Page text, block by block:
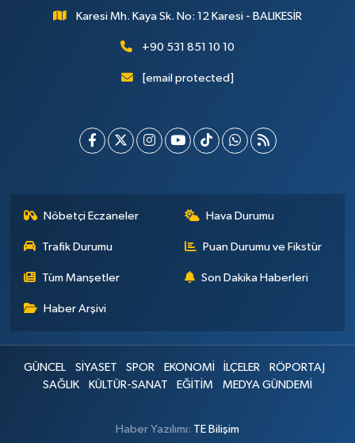
Karesi Mh. Kaya Sk. No: 12 Karesi - BALIKESİR
+90 531 851 10 10
[email protected]
Nöbetçi Eczaneler Hava Durumu
Trafik Durumu Puan Durumu ve Fikstür
Tüm Manşetler Son Dakika Haberleri
Haber Arşivi
GÜNCEL SİYASET SPOR EKONOMİ İLÇELER
RÖPORTAJ
SAĞLIK
KÜLTÜR-SANAT EĞİTİM MEDYA GÜNDEMİ
Haber Yazılımı: TE Bilişim